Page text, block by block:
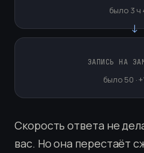
было 3 ч
ЗАПИСЬ НА
было 50 ·
Скорость ответа не
вас. Но она перестаёт